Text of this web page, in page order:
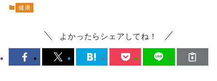
健康
よかったらシェアしてね！